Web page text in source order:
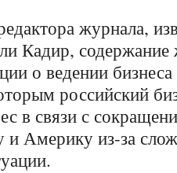
журнала,
Кадир, содержание
о ведении
российский
в связи с
и Америку из-за